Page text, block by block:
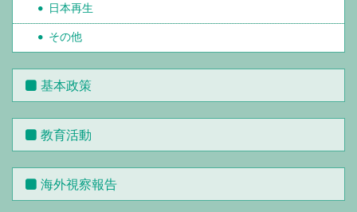
日本再生
その他
基本政策
教育活動
海外視察報告